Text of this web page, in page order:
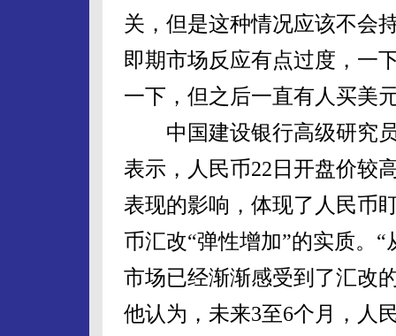
关，但是这种情况应该不会
即期市场反应有点过度，一
一下，但之后一直有人买美
中国建设银行高级研究员
表示，人民币22日开盘价较
表现的影响，体现了人民币
币汇改“弹性增加”的实质。
市场已经渐渐感受到了汇改
他认为，未来3至6个月，人